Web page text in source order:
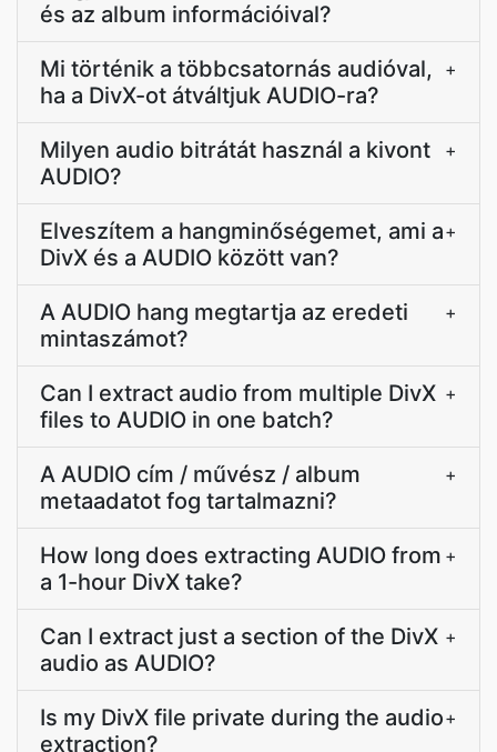
és az album információival?
Mi történik a többcsatornás audióval,
ha a DivX-ot átváltjuk AUDIO-ra?
+
Milyen audio bitrátát használ a kivont
AUDIO?
+
Elveszítem a hangminőségemet, ami a
DivX és a AUDIO között van?
+
A AUDIO hang megtartja az eredeti
mintaszámot?
+
Can I extract audio from multiple DivX
files to AUDIO in one batch?
+
A AUDIO cím / művész / album
metaadatot fog tartalmazni?
+
How long does extracting AUDIO from
a 1-hour DivX take?
+
Can I extract just a section of the DivX
audio as AUDIO?
+
Is my DivX file private during the audio
extraction?
+